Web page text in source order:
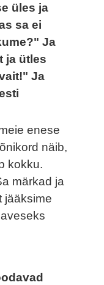
üles ja
sa ei
Ja
ja ütles
Ja
enese
näib,
kokku.
märkad ja
jääksime